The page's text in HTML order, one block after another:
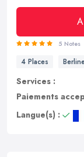
5 Notes
4 Places
Services :
Paiements
Langue(s) :